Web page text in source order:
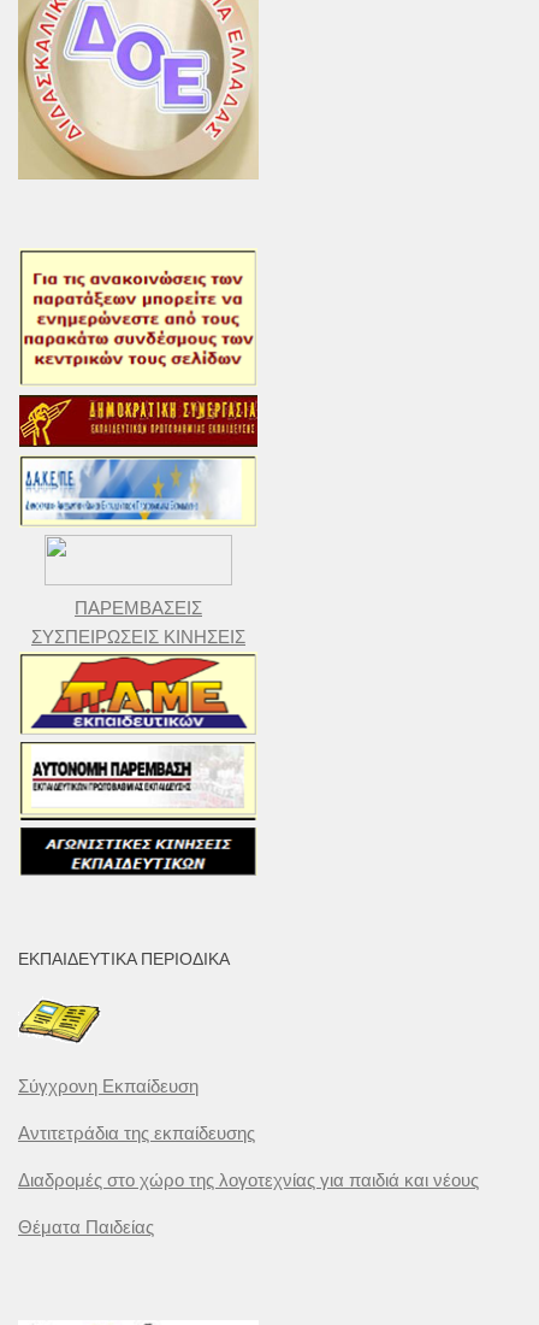
ΠΑΡΕΜΒΑΣΕΙΣ
ΣΥΣΠΕΙΡΩΣΕΙΣ ΚΙΝΗΣΕΙΣ
ΕΚΠΑΙΔΕΥΤΙΚΆ ΠΕΡΙΟΔΙΚΆ
Σύγχρονη Εκπαίδευση
Αντιτετράδια της εκπαίδευσης
Διαδρομές στο χώρο της λογοτεχνίας για παιδιά και νέους
Θέματα Παιδείας